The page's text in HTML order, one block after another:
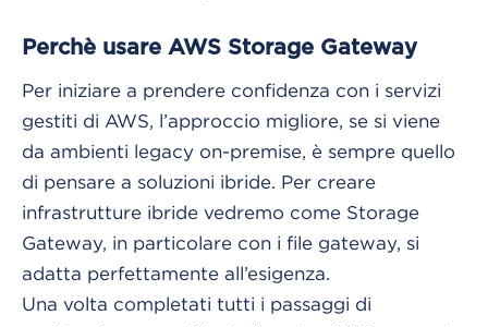
Perchè usare AWS Storage Gateway
Per iniziare a prendere confidenza con i servizi
gestiti di AWS, l’approccio migliore, se si viene
da ambienti legacy on-premise, è sempre quello
di pensare a soluzioni ibride. Per creare
infrastrutture ibride vedremo come Storage
Gateway, in particolare con i file gateway, si
adatta perfettamente all’esigenza.
Una volta completati tutti i passaggi di